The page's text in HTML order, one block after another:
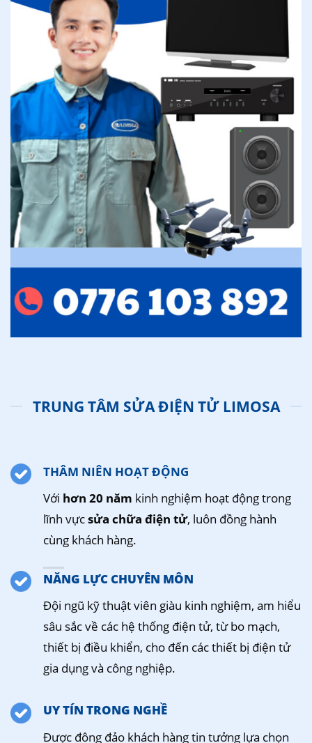
TRUNG TÂM SỬA ĐIỆN TỬ LIMOSA
THÂM NIÊN HOẠT ĐỘNG
Với hơn 20 năm kinh nghiệm hoạt động trong
lĩnh vựcsửa chữa điện tử, luôn đồng hành
cùng khách hàng.
NĂNG LỰC CHUYÊN MÔN
Đội ngũ kỹ thuật viên giàu kinh nghiệm, am hiểu
sâu sắc về các hệ thống điện tử, từ bo mạch,
thiết bị điều khiển, cho đến các thiết bị điện tử
gia dụng và công nghiệp.
UY TÍN TRONG NGHỀ
Được đông đảo khách hàng tin tưởng lựa chọn